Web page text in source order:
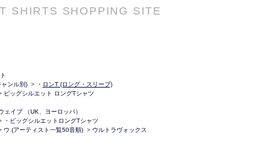
SHIRTS SHOPPING SITE
ンル別) > ・ ロンT (ロング・スリーブ)
ビッグシルエット ロングTシャツ
イブ （UK、ヨーロッパ）
・ビッグシルエットロングTシャツ
ウ (アーティスト一覧50音順) > ウルトラヴォックス